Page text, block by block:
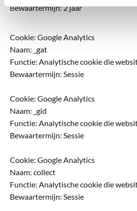
Bewaartermijn: 2 jaar
Cookie: Google Analytics
Naam: _gat
Functie: Analytische cookie die
Bewaartermijn: Sessie
Cookie: Google Analytics
Naam: _gid
Functie: Analytische cookie die
Bewaartermijn: Sessie
Cookie: Google Analytics
Naam: collect
Functie: Analytische cookie die
Bewaartermijn: Sessie